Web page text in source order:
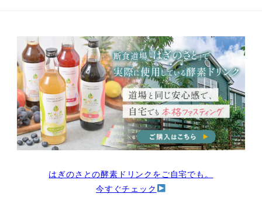
はぎのさとの酵素ドリンクをご自宅でも。
今すぐチェック